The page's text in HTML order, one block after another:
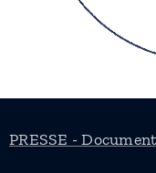
PRESSE -